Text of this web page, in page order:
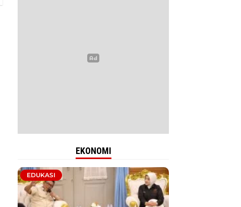
EKONOMI
EDUKASI